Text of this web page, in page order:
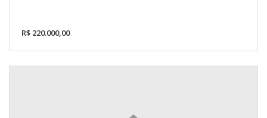
R$ 220.000,00